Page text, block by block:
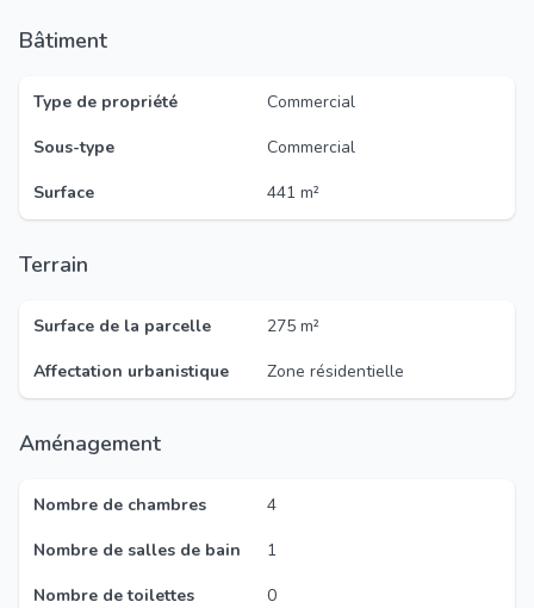
Bâtiment
Type de propriété
Commercial
Sous-type
Commercial
Surface
441 m²
Terrain
Surface de la parcelle
275 m²
Affectation urbanistique
Zone résidentielle
Aménagement
Nombre de chambres
4
Nombre de salles de bain
1
Nombre de toilettes
0